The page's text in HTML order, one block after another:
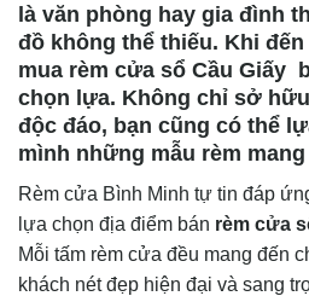
là văn phòng hay gia đình
đồ không thể thiếu. Khi
mua rèm cửa sổ Cầu Giấy
chọn lựa. Không chỉ sở
độc đáo, bạn cũng có thể
mình những mẫu rèm
Rèm cửa Bình Minh tự tin đáp
lựa chọn địa điểm bán rèm cửa
Mỗi tấm rèm cửa đều mang đến
khách nét đẹp hiện đại và sang